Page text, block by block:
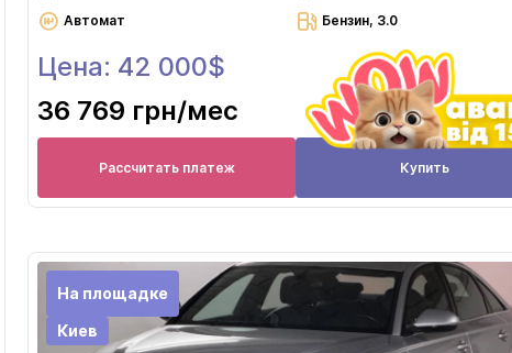
Автомат
Бензин, 3.0
Цена: 42 000$
36 769 грн/мес
Рассчитать платеж Купить
На площадке
Киев